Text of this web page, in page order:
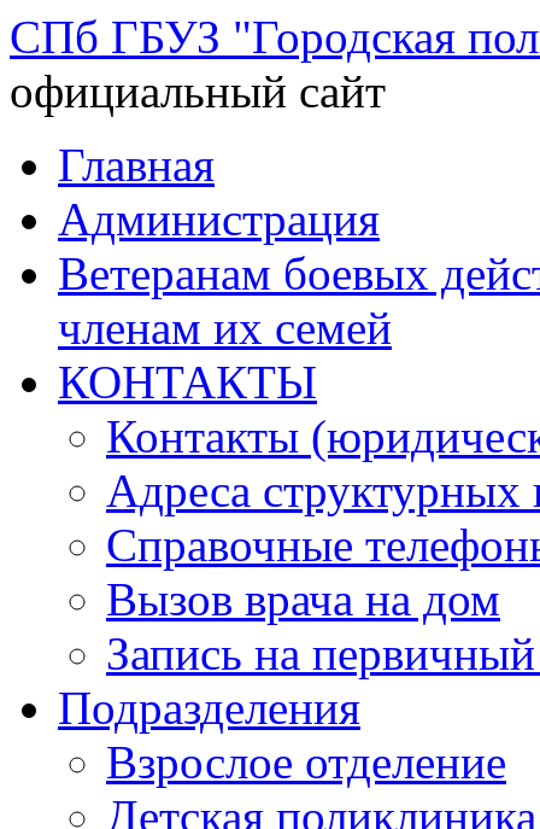
СПб ГБУЗ "Городская
официальный сайт
Перейти
содержимому
Главная
Администрация
Ветеранам боевых
членам их семей
КОНТАКТЫ
Контакты
Адреса структурных
Справочные
Вызов врача на дом
Запись на
Подразделения
Взрослое отделение
Детская